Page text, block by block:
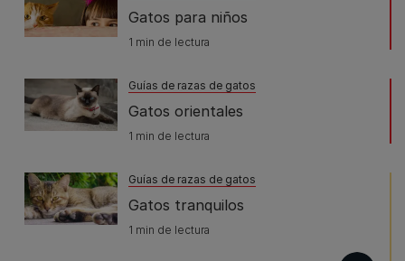
Gatos para niños
1 min de lectura
Guías de razas de gatos
Gatos orientales
1 min de lectura
Guías de razas de gatos
Gatos tranquilos
1 min de lectura